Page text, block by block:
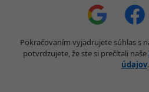
Pokračovaním vyjadrujete súhlas s
potvrdzujete, že ste si prečítali naše
údajov.